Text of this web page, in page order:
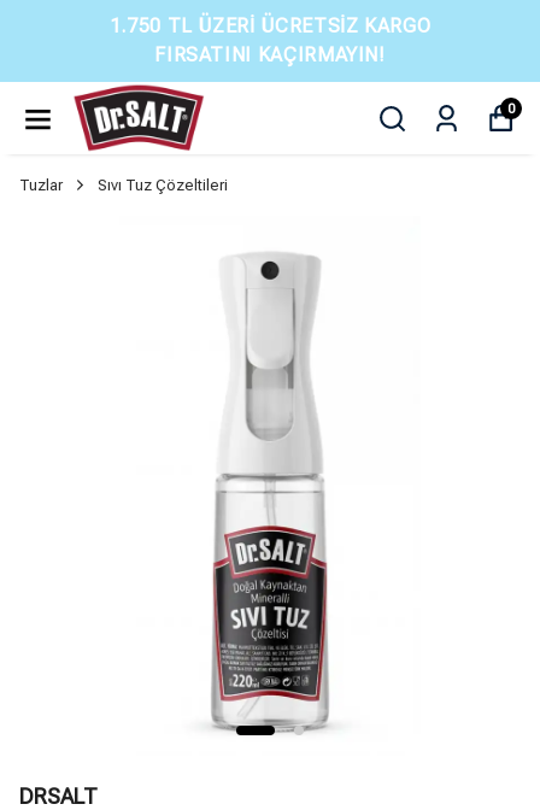
1.750 TL ÜZERI ÜCRETSIZ KARGO
FIRSATINI KAÇIRMAYIN!
0
Tuzlar Sıvı Tuz Çözeltileri
DRSALT